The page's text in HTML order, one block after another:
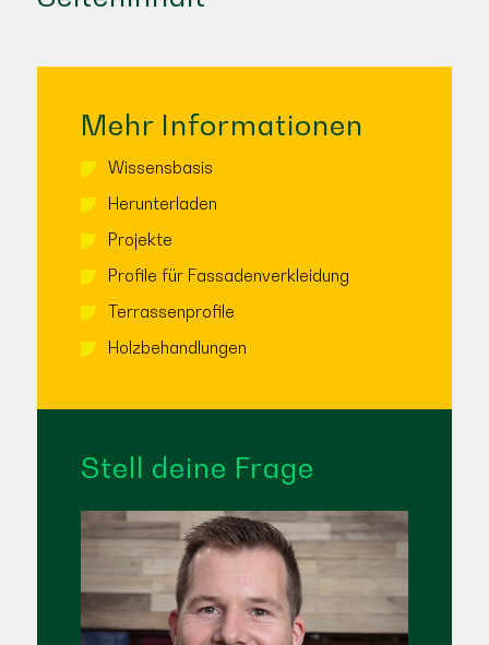
Mehr Informationen
Wissensbasis
Herunterladen
Projekte
Profile für Fassadenverkleidung
Terrassenprofile
Holzbehandlungen
Stell deine Frage